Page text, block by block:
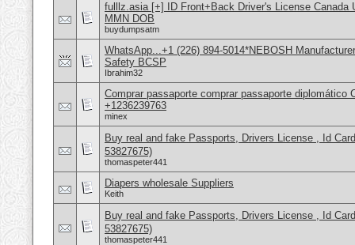
fulllz.asia [+] ID Front+Back Driver's License Canada
MMN DOB
buydumpsatm
WhatsApp...+1 (226) 894-5014*NEBOSH
Safety BCSP
Ibrahim32
Comprar passaporte comprar passaporte diplomático
+1236239763
minex
Buy real and fake Passports, Drivers License , Id
53827675)
thomaspeter441
Diapers wholesale Suppliers
Keith
Buy real and fake Passports, Drivers License , Id
53827675)
thomaspeter441